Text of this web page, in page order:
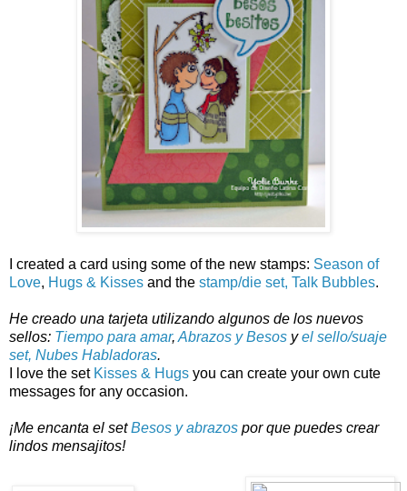
I created a card using some of the new stamps: Season of
Love, Hugs & Kisses and the stamp/die set, Talk Bubbles.
He creado una tarjeta utilizando algunos de los nuevos
sellos: Tiempo para amar, Abrazos y Besos yel sello/suaje
set, Nubes Habladoras.
I love the set Kisses & Hugs you can create your own cute
messages for any occasion.
¡Me encanta el setBesos y abrazos por que puedes crear
lindos mensajitos!